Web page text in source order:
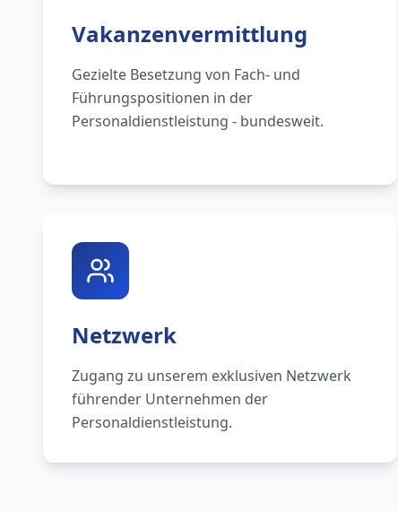
Vakanzenvermittlung
Gezielte Besetzung von Fach- und
Führungspositionen in der
Personaldienstleistung - bundesweit.
Netzwerk
Zugang zu unserem exklusiven Netzwerk
führender Unternehmen der
Personaldienstleistung.